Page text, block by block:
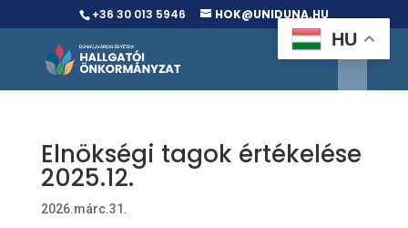
+36 30 013 5946 HOK@UNIDUNA.HU
Elnökségi tagok értékelése
2025.12.
2026.márc.31.
HU